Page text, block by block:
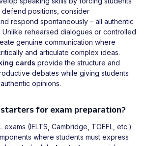
positions, consider
respond spontaneously – all authentic
Unlike rehearsed dialogues or controlled
genuine communication where
and articulate complex ideas.
cards provide the structure and
debates while giving students
opinions.
starters for exam preparation?
exams (IELTS, Cambridge, TOEFL, etc.)
where students must express